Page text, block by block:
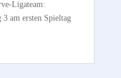
Ligateam:
am ersten Spieltag